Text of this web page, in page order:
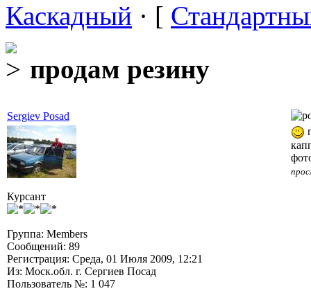
Каскадный · [
продам резину
Sergiev Posad
Курсант
Группа: Members
Сообщений: 89
Регистрация: Среда, 01 Июля 2009, 12:21
Из: Моск.обл. г. Сергиев Посад
Пользователь №: 1 047